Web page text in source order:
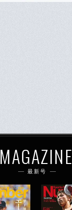
MAGAZINE
最新号